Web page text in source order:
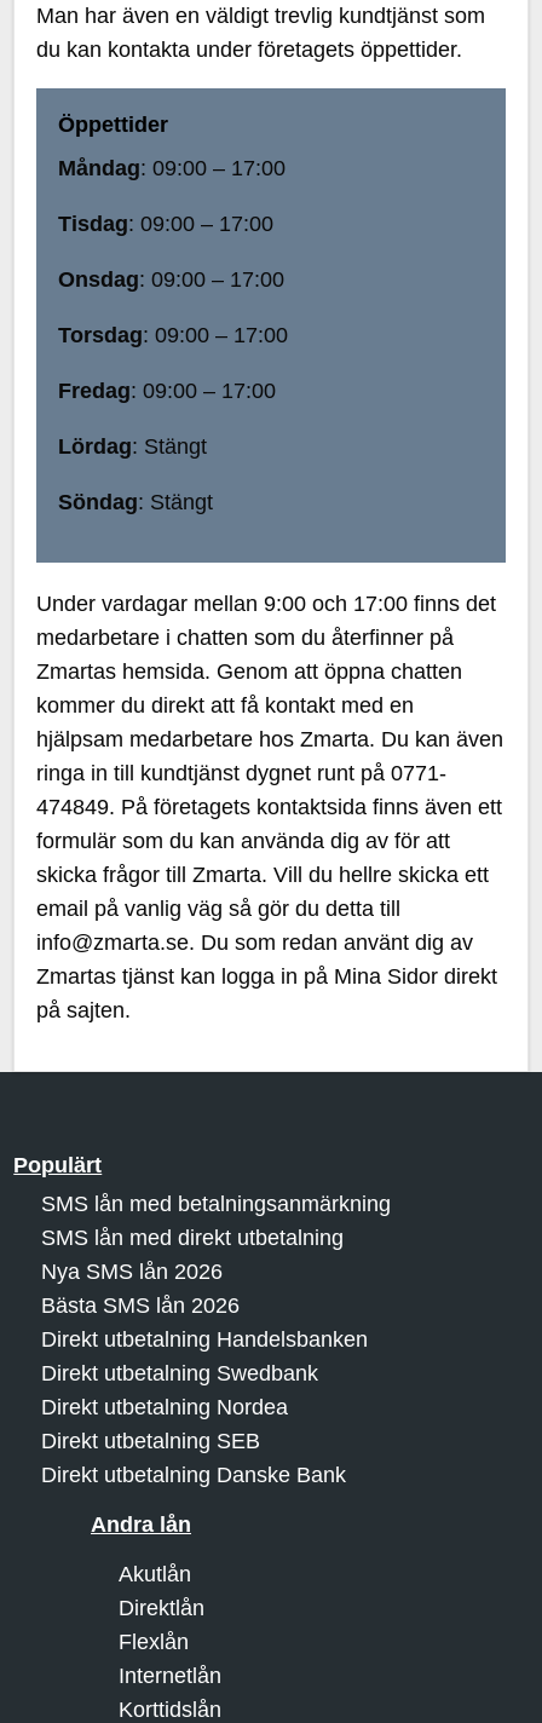
Man har även en väldigt trevlig kundtjänst som
du kan kontakta under företagets öppettider.
Öppettider
Måndag: 09:00 – 17:00
Tisdag: 09:00 – 17:00
Onsdag: 09:00 – 17:00
Torsdag: 09:00 – 17:00
Fredag: 09:00 – 17:00
Lördag: Stängt
Söndag: Stängt
Under vardagar mellan 9:00 och 17:00 finns det
medarbetare i chatten som du återfinner på
Zmartas hemsida. Genom att öppna chatten
kommer du direkt att få kontakt med en
hjälpsam medarbetare hos Zmarta. Du kan även
ringa in till kundtjänst dygnet runt på 0771-
474849. På företagets kontaktsida finns även ett
formulär som du kan använda dig av för att
skicka frågor till Zmarta. Vill du hellre skicka ett
email på vanlig väg så gör du detta till
info@zmarta.se. Du som redan använt dig av
Zmartas tjänst kan logga in på Mina Sidor direkt
på sajten.
Populärt
SMS lån med betalningsanmärkning
SMS lån med direkt utbetalning
Nya SMS lån 2026
Bästa SMS lån 2026
Direkt utbetalning Handelsbanken
Direkt utbetalning Swedbank
Direkt utbetalning Nordea
Direkt utbetalning SEB
Direkt utbetalning Danske Bank
Andra lån
Akutlån
Direktlån
Flexlån
Internetlån
Korttidslån